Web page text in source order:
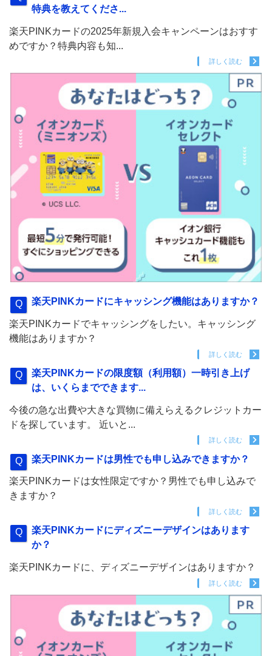
特典を教えてくださ...
楽天PINKカードの2025年新規入会キャンペーンはおすす
めですか？特典内容も知...
詳しく読む
楽天PINKカードにキャッシング機能はありますか？
楽天PINKカードでキャッシングをしたい。キャッシング
機能はありますか？
詳しく読む
楽天PINKカードの限度額（利用額）一時引き上げ
は、いくらまでできます...
今後の急な出費や大きな買物に備えらえるクレジットカー
ドを探しています。 近いと...
詳しく読む
楽天PINKカードは男性でも申し込みできますか？
楽天PINKカードは女性限定ですか？男性でも申し込みで
きますか？
詳しく読む
楽天PINKカードにディズニーデザインはあります
か？
楽天PINKカードに、ディズニーデザインはありますか？
詳しく読む